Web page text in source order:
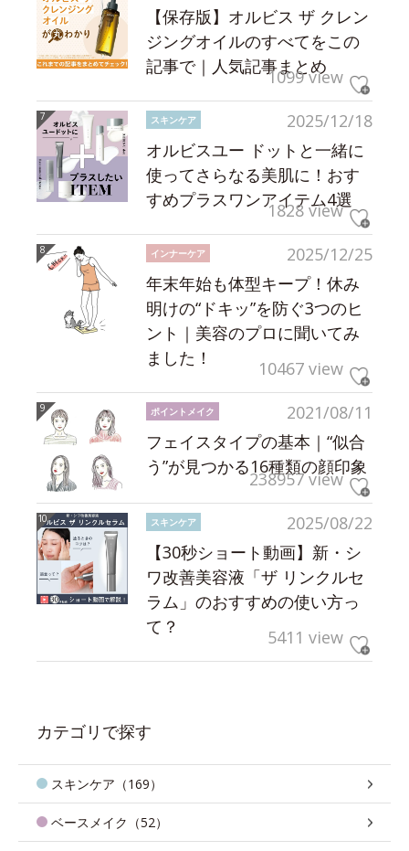
【保存版】オルビス ザ クレン
ジングオイルのすべてをこの
記事で｜人気記事まとめ
1099 view
2025/12/18
スキンケア
オルビスユー ドットと一緒に
使ってさらなる美肌に！おす
すめプラスワンアイテム4選
1828 view
2025/12/25
インナーケア
年末年始も体型キープ！休み
明けの“ドキッ”を防ぐ3つのヒ
ント｜美容のプロに聞いてみ
ました！
10467 view
2021/08/11
ポイントメイク
フェイスタイプの基本｜“似合
う”が見つかる16種類の顔印象
238957 view
2025/08/22
スキンケア
【30秒ショート動画】新・シ
ワ改善美容液「ザ リンクルセ
ラム」のおすすめの使い方っ
て？
5411 view
カテゴリで探す
スキンケア（169）
ベースメイク（52）